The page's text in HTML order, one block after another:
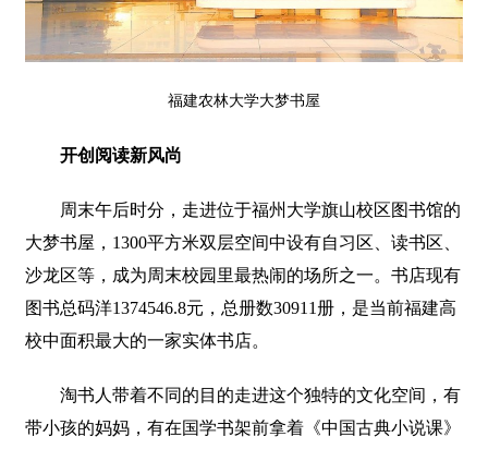
福建农林大学大梦书屋
开创阅读新风尚
周末午后时分，走进位于福州大学旗山校区图书馆的
大梦书屋，1300平方米双层空间中设有自习区、读书区、
沙龙区等，成为周末校园里最热闹的场所之一。书店现有
图书总码洋1374546.8元，总册数30911册，是当前福建高
校中面积最大的一家实体书店。
淘书人带着不同的目的走进这个独特的文化空间，有
带小孩的妈妈，有在国学书架前拿着《中国古典小说课》